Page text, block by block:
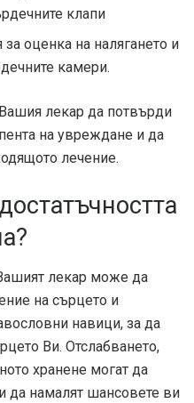
клапи
оценка на налягането и
камери.
лекар да потвърди
на увреждане и да
лечение.
лекар може да
на сърцето и
навици, за да
Ви. Отслабването,
хранене могат да
да намалят шансовете ви